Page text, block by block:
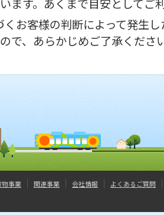
ます。あくまで目安としてご
お客様の判断によって発生
で、あらかじめご了承くださ
物事業 関連事業 会社情報 よくあるご質問